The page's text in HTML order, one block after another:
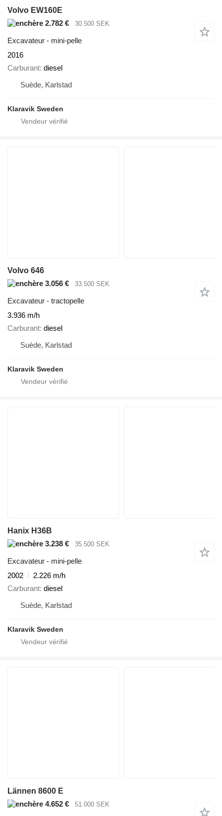
Volvo EW160E
2.782 €
30.500 SEK
Excavateur - mini-pelle
2016
Carburant diesel
Suède, Karlstad
Klaravik Sweden
Volvo 646
3.056 €
33.500 SEK
Excavateur - tractopelle
3.936 m/h
Carburant diesel
Suède, Karlstad
Klaravik Sweden
Hanix H36B
3.238 €
35.500 SEK
Excavateur - mini-pelle
2002
2.226 m/h
Carburant diesel
Suède, Karlstad
Klaravik Sweden
Lännen 8600 E
4.652 €
51.000 SEK